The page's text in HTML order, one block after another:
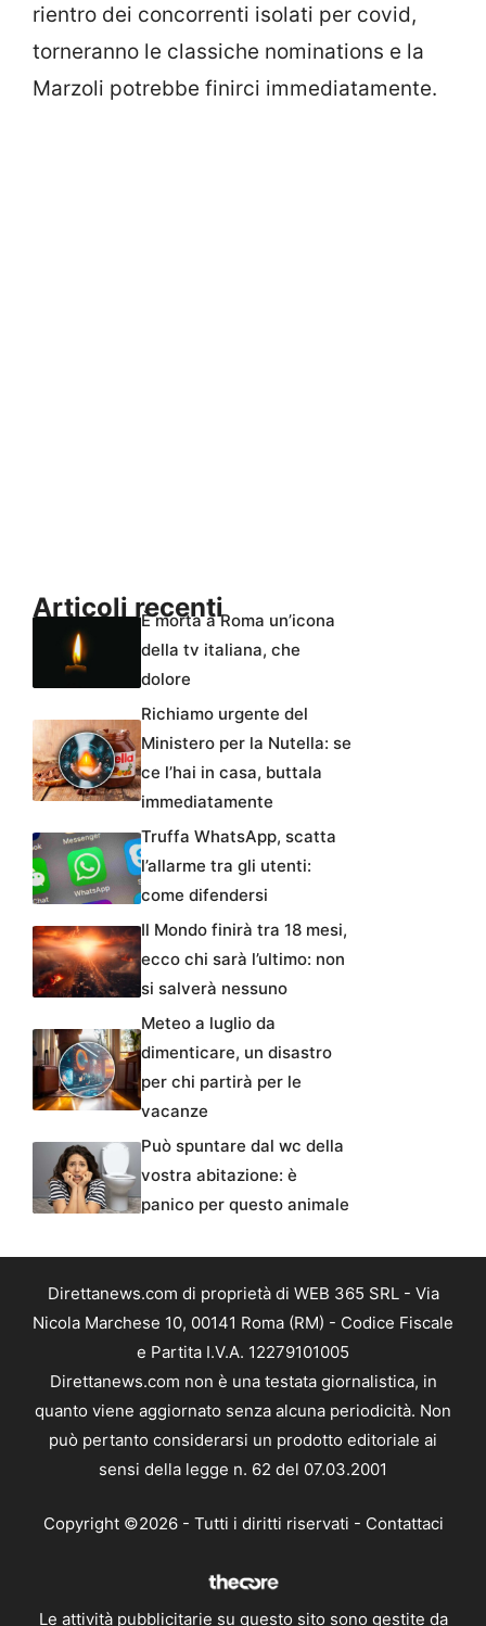
rientro dei concorrenti isolati per covid,
torneranno le classiche nominations e la
Marzoli potrebbe finirci immediatamente.
Articoli recentiÈ morta a Roma un’icona
della tv italiana, che
dolore
Richiamo urgente del
Ministero per la Nutella: se
ce l’hai in casa, buttala
immediatamente
Truffa WhatsApp, scatta
l’allarme tra gli utenti:
come difendersi
Il Mondo finirà tra 18 mesi,
ecco chi sarà l’ultimo: non
si salverà nessuno
Meteo a luglio da
dimenticare, un disastro
per chi partirà per le
vacanze
Può spuntare dal wc della
vostra abitazione: è
panico per questo animale
Direttanews.com di proprietà di WEB 365 SRL - Via
Nicola Marchese 10, 00141 Roma (RM) - Codice Fiscale
e Partita I.V.A. 12279101005
Direttanews.com non è una testata giornalistica, in
quanto viene aggiornato senza alcuna periodicità. Non
può pertanto considerarsi un prodotto editoriale ai
sensi della legge n. 62 del 07.03.2001
Copyright ©2026 - Tutti i diritti riservati - Contattaci
Le attività pubblicitarie su questo sito sono gestite da